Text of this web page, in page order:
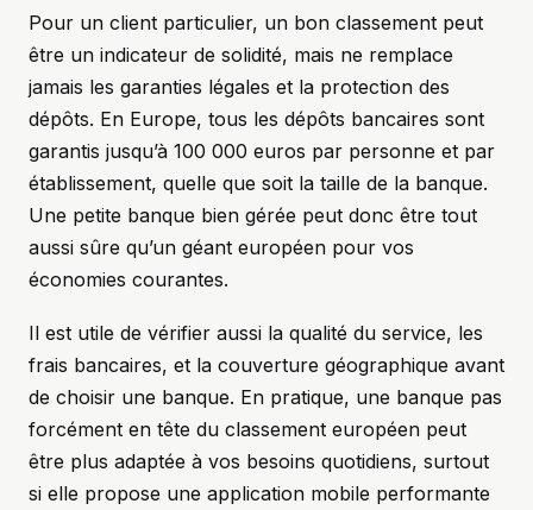
Pour un client particulier, un bon classement peut
être un indicateur de solidité, mais ne remplace
jamais les garanties légales et la protection des
dépôts. En Europe, tous les dépôts bancaires sont
garantis jusqu’à 100 000 euros par personne et par
établissement, quelle que soit la taille de la banque.
Une petite banque bien gérée peut donc être tout
aussi sûre qu’un géant européen pour vos
économies courantes.
Il est utile de vérifier aussi la qualité du service, les
frais bancaires, et la couverture géographique avant
de choisir une banque. En pratique, une banque pas
forcément en tête du classement européen peut
être plus adaptée à vos besoins quotidiens, surtout
si elle propose une application mobile performante